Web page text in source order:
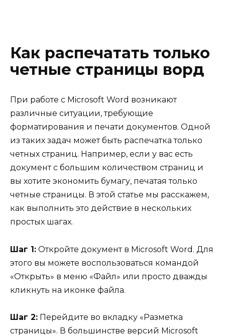
Как распечатать только
четные страницы ворд
При работе с Microsoft Word возникают
различные ситуации, требующие
форматирования и печати документов. Одной
из таких задач может быть распечатка только
четных страниц. Например, если у вас есть
документ с большим количеством страниц и
вы хотите экономить бумагу, печатая только
четные страницы. В этой статье мы расскажем,
как выполнить это действие в нескольких
простых шагах.
Шаг 1: Откройте документ в Microsoft Word. Для
этого вы можете воспользоваться командой
«Открыть» в меню «Файл» или просто дважды
кликнуть на иконке файла.
Шаг 2: Перейдите во вкладку «Разметка
страницы». В большинстве версий Microsoft